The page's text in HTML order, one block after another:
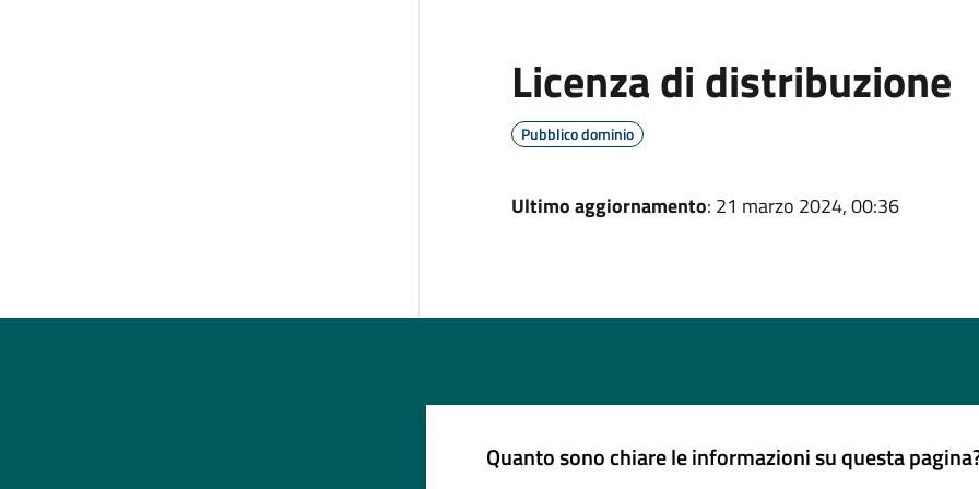
Licenza di distribuzione
Pubblico dominio
Ultimo aggiornamento: 21 marzo 2024, 00:36
Quanto sono chiare le informazioni su questa